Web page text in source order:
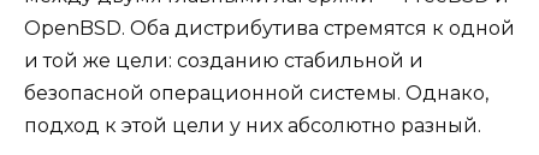
OpenBSD. Оба дистрибутива стремятся к одной
и той же цели: созданию стабильной и
безопасной операционной системы. Однако,
подход к этой цели у них абсолютно разный.